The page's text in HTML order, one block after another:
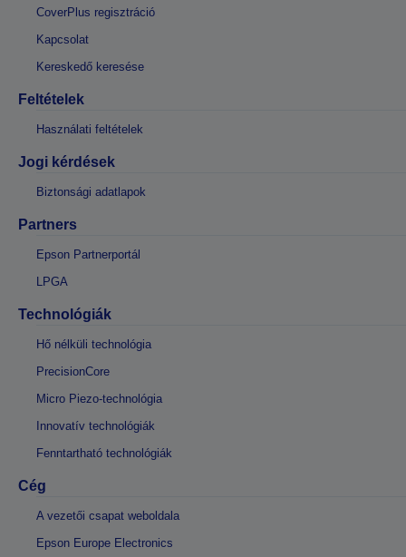
CoverPlus regisztráció
Kapcsolat
Kereskedő keresése
Feltételek
Használati feltételek
Jogi kérdések
Biztonsági adatlapok
Partners
Epson Partnerportál
LPGA
Technológiák
Hő nélküli technológia
PrecisionCore
Micro Piezo-technológia
Innovatív technológiák
Fenntartható technológiák
Cég
A vezetői csapat weboldala
Epson Europe Electronics